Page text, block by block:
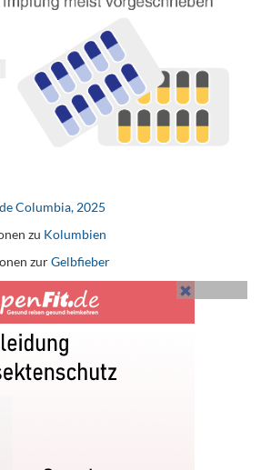
Columbia, 2025
zu Kolumbien
zurGelbfieber